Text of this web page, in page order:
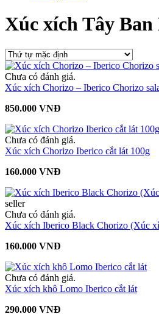
Xúc xích Tây Ban
Chưa có đánh giá.
Xúc xích Chorizo – Iberico Chorizo
850.000 VNĐ
Chưa có đánh giá.
Xúc xích Chorizo Iberico cắt lát 100g
160.000 VNĐ
seller
Chưa có đánh giá.
Xúc xích Iberico Black Chorizo (Xúc
160.000 VNĐ
Chưa có đánh giá.
Xúc xích khô Lomo Iberico cắt lát
290.000 VNĐ